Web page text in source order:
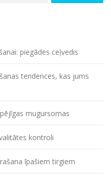
piegādes ceļvedis
tendences, kas jums
mugursomas
kontroli
īpašiem tirgiem